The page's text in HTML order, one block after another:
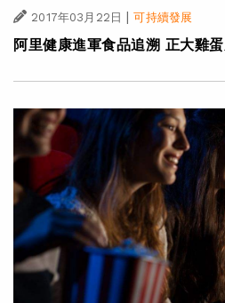
2017年03月22日 | 可持續發展
阿里健康進軍食品追溯 正大雞